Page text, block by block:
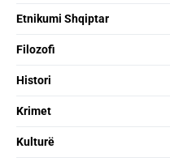
Etnikumi Shqiptar
Filozofi
Histori
Krimet
Kulturë